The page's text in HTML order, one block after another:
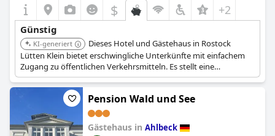
$ +2
Günstig
KI-generiert
Dieses Hotel und Gästehaus in Rostock
Lütten Klein bietet erschwingliche Unterkünfte mit einfachem
Zugang zu öffentlichen Verkehrsmitteln. Es stellt eine
preisgünstige Option zur Erkundung Rostocks und der
Umgebung dar.
Pension Wald und See
Gästehaus in Ahlbeck